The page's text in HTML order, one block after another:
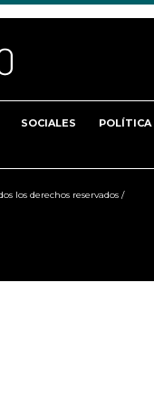
SOCIALES POLÍTICA
los derechos reservados /